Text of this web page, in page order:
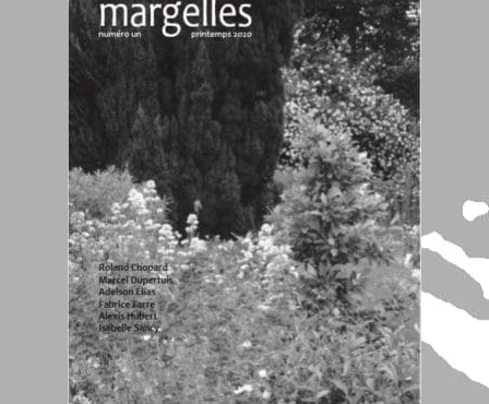
Isabelle Monin
Jiména Miranda Dasilva
Jorge Valenzuela Cruz
Julie Buisson
Laurent Billia
Lou Raoul
Philippe Di Meo